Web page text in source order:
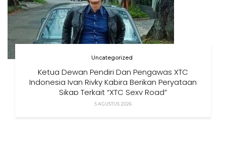
Uncategorized
Ketua Dewan Pendiri Dan Pengawas XTC
Indonesia Ivan Rivky Kabira Berikan Peryataan
Sikap Terkait “XTC Sexy Road”
5 AGUSTUS 2026